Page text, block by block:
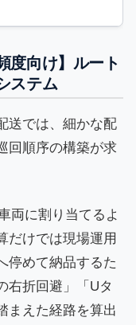
度向け】ルート
ステム
送では、細かな配
回順序の構築が求
両に割り当てるよ
だけでは現場運用
停めて納品するた
右折回避」「Uタ
まえた経路を算出